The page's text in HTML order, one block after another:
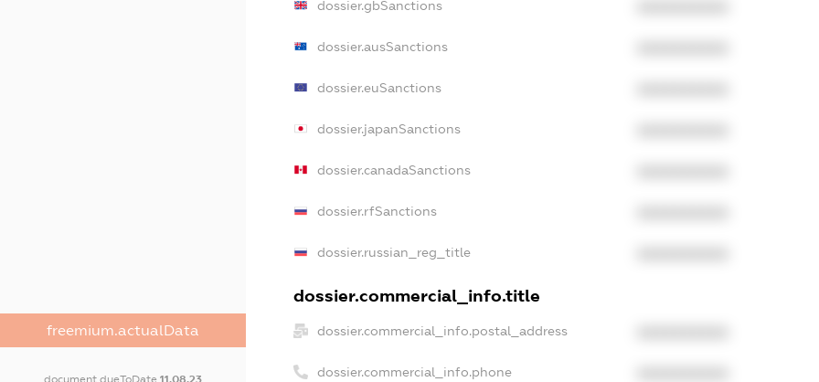
freemium.actualData
dossier.gbSanctions
dossier.ausSanctions
dossier.euSanctions
dossier.japanSanctions
dossier.canadaSanctions
dossier.rfSanctions
dossier.russian_reg_title
dossier.commercial_info.title
dossier.commercial_info.postal_address
dossier.commercial_info.phone